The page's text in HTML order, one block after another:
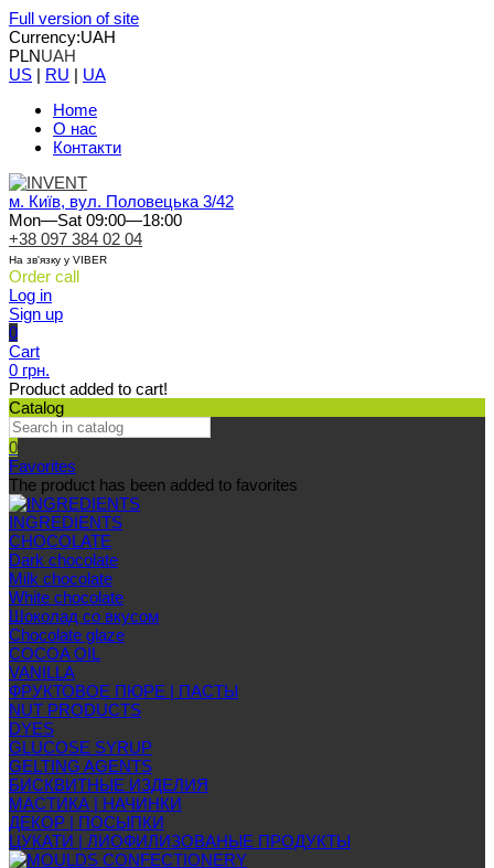
Full version of site
Currency:UAH
PLNUAH
US | RU | UA
Home
О нас
Контакти
м. Київ, вул. Половецька 3/42
Mon—Sat 09:00—18:00
+38 097 384 02 04
На зв'язку у VIBER
Order call
Log in
Sign up
0
Cart
0 грн.
Product added to cart!
Catalog
0
Favorites
The product has been added to favorites
INGREDIENTS
CHOCOLATE
Dark chocolate
Milk chocolate
White chocolate
Шоколад со вкусом
Chocolate glaze
COCOA OIL
VANILLA
ФРУКТОВОЕ ПЮРЕ | ПАСТЫ
NUT PRODUCTS
DYES
GLUCOSE SYRUP
GELTING AGENTS
БИСКВИТНЫЕ ИЗДЕЛИЯ
МАСТИКА | НАЧИНКИ
ДЕКОР | ПОСЫПКИ
ЦУКАТИ | ЛИОФИЛИЗОВАНЫЕ ПРОДУКТЫ